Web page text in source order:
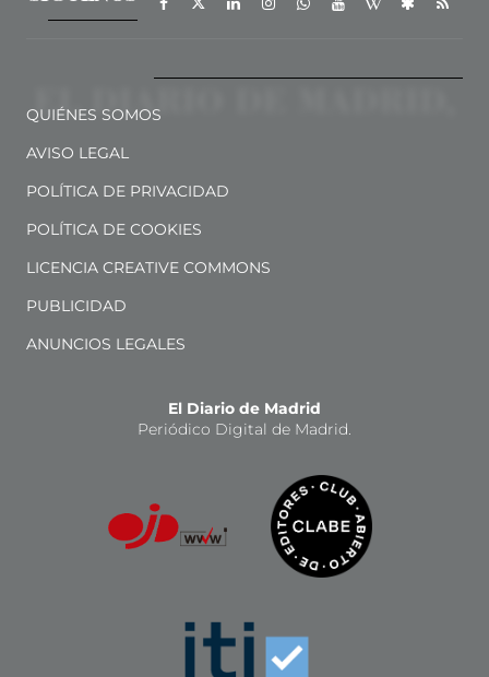
QUIÉNES SOMOS
AVISO LEGAL
POLÍTICA DE PRIVACIDAD
POLÍTICA DE COOKIES
LICENCIA CREATIVE COMMONS
PUBLICIDAD
ANUNCIOS LEGALES
El Diario de Madrid
Periódico Digital de Madrid.